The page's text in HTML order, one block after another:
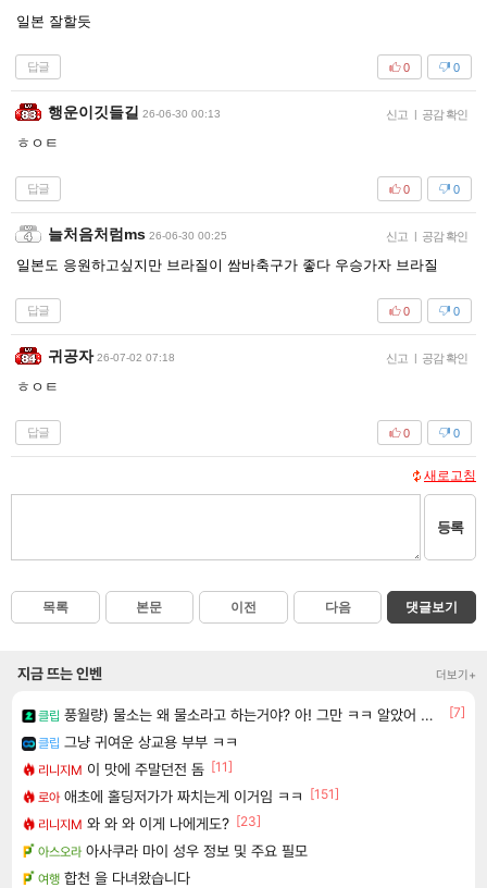
일본 잘할듯
답글 0
0
행운이깃들길 26-06-30 00:13 신고 | 공감 확인
ㅎㅇㅌ
답글 0
0
늘처음처럼ms 26-06-30 00:25 신고 | 공감 확인
일본도 응원하고싶지만 브라질이 쌈바축구가 좋다 우승가자 브라질
답글 0
0
귀공자 26-07-02 07:18 신고 | 공감 확인
ㅎㅇㅌ
답글 0
0
새로고침
등록
목록 본문 이전 다음 댓글보기
지금 뜨는 인벤 더보기+
클립 풍월량) 물소는 왜 물소라고 하는거야? 아! 그만 ㅋㅋ 알았어 ㅋㅋ
[7]
클립 그냥 귀여운 상교용 부부 ㅋㅋ
리니지M 이 맛에 주말던전 돔 [11]
로아 애초에 홀딩저가가 짜치는게 이거임 ㅋㅋ
[151]
리니지M 와 와 와 이게 나에게도? [23]
아스오라 아사쿠라 마이 성우 정보 및 주요 필모
여행 합천 을 다녀왔습니다